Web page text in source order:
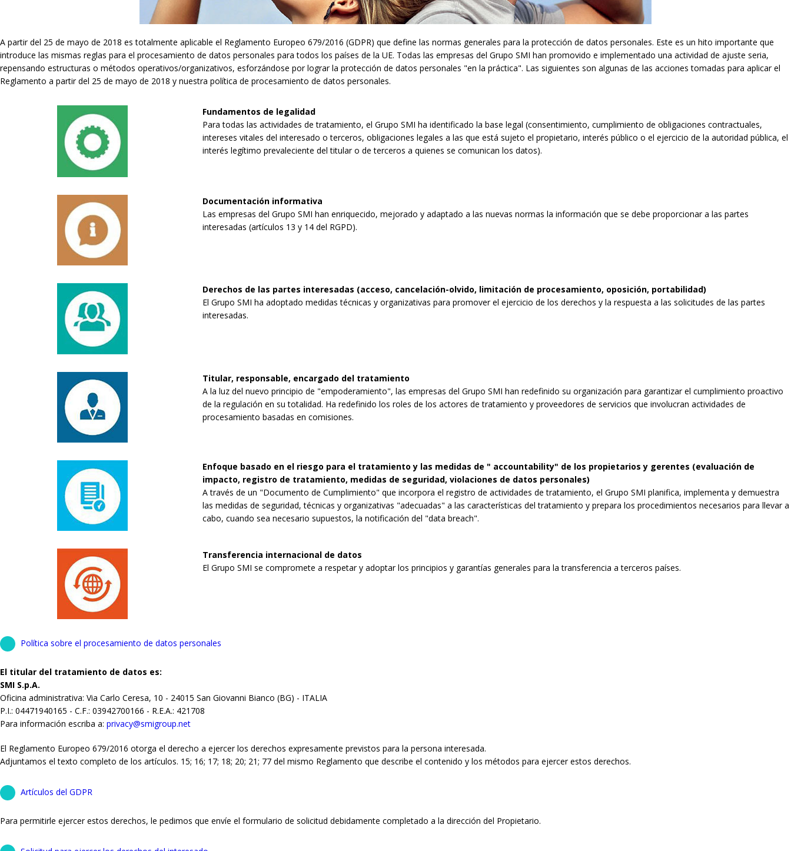
A partir del 25 de mayo de 2018 es totalmente aplicable el Reglamento Europeo 679/2016 (GDPR) que define las normas generales para la protección de datos personales. Este es un hito importante que
introduce las mismas reglas para el procesamiento de datos personales para todos los países de la UE. Todas las empresas del Grupo SMI han promovido e implementado una actividad de ajuste seria,
repensando estructuras o métodos operativos/organizativos, esforzándose por lograr la protección de datos personales "en la práctica". Las siguientes son algunas de las acciones tomadas para aplicar el
Reglamento a partir del 25 de mayo de 2018 y nuestra política de procesamiento de datos personales.
Fundamentos de legalidad
Para todas las actividades de tratamiento, el Grupo SMI ha identificado la base legal (consentimiento, cumplimiento de obligaciones contractuales,
intereses vitales del interesado o terceros, obligaciones legales a las que está sujeto el propietario, interés público o el ejercicio de la autoridad pública, el
interés legítimo prevaleciente del titular o de terceros a quienes se comunican los datos).
Documentación informativa
Las empresas del Grupo SMI han enriquecido, mejorado y adaptado a las nuevas normas la información que se debe proporcionar a las partes
interesadas (artículos 13 y 14 del RGPD).
Derechos de las partes interesadas (acceso, cancelación-olvido, limitación de procesamiento, oposición, portabilidad)
El Grupo SMI ha adoptado medidas técnicas y organizativas para promover el ejercicio de los derechos y la respuesta a las solicitudes de las partes
interesadas.
Titular, responsable, encargado del tratamiento
A la luz del nuevo principio de "empoderamiento", las empresas del Grupo SMI han redefinido su organización para garantizar el cumplimiento proactivo
de la regulación en su totalidad. Ha redefinido los roles de los actores de tratamiento y proveedores de servicios que involucran actividades de
procesamiento basadas en comisiones.
Enfoque basado en el riesgo para el tratamiento y las medidas de " accountability" de los propietarios y gerentes (evaluación de
impacto, registro de tratamiento, medidas de seguridad, violaciones de datos personales)
A través de un "Documento de Cumplimiento" que incorpora el registro de actividades de tratamiento, el Grupo SMI planifica, implementa y demuestra
las medidas de seguridad, técnicas y organizativas "adecuadas" a las características del tratamiento y prepara los procedimientos necesarios para llevar a
cabo, cuando sea necesario supuestos, la notificación del "data breach".
Transferencia internacional de datos
El Grupo SMI se compromete a respetar y adoptar los principios y garantías generales para la transferencia a terceros países.
Política sobre el procesamiento de datos personales
El titular del tratamiento de datos es:
SMI S.p.A.
Oficina administrativa: Via Carlo Ceresa, 10 - 24015 San Giovanni Bianco (BG) - ITALIA
P.I.: 04471940165 - C.F.: 03942700166 - R.E.A.: 421708
Para información escriba a: privacy@smigroup.net
El Reglamento Europeo 679/2016 otorga el derecho a ejercer los derechos expresamente previstos para la persona interesada.
Adjuntamos el texto completo de los artículos. 15; 16; 17; 18; 20; 21; 77 del mismo Reglamento que describe el contenido y los métodos para ejercer estos derechos.
Artículos del GDPR
Para permitirle ejercer estos derechos, le pedimos que envíe el formulario de solicitud debidamente completado a la dirección del Propietario.